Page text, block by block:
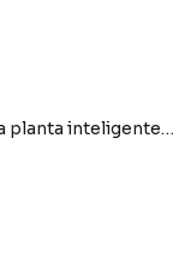
planta inteligente